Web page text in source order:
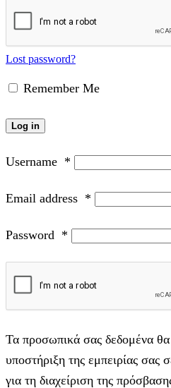
Lost password?
Remember Me
Log in
Username *
Email address *
Password *
Τα προσωπικά σας δεδομένα θα
υποστήριξη της εμπειρίας σας
για τη διαχείριση της